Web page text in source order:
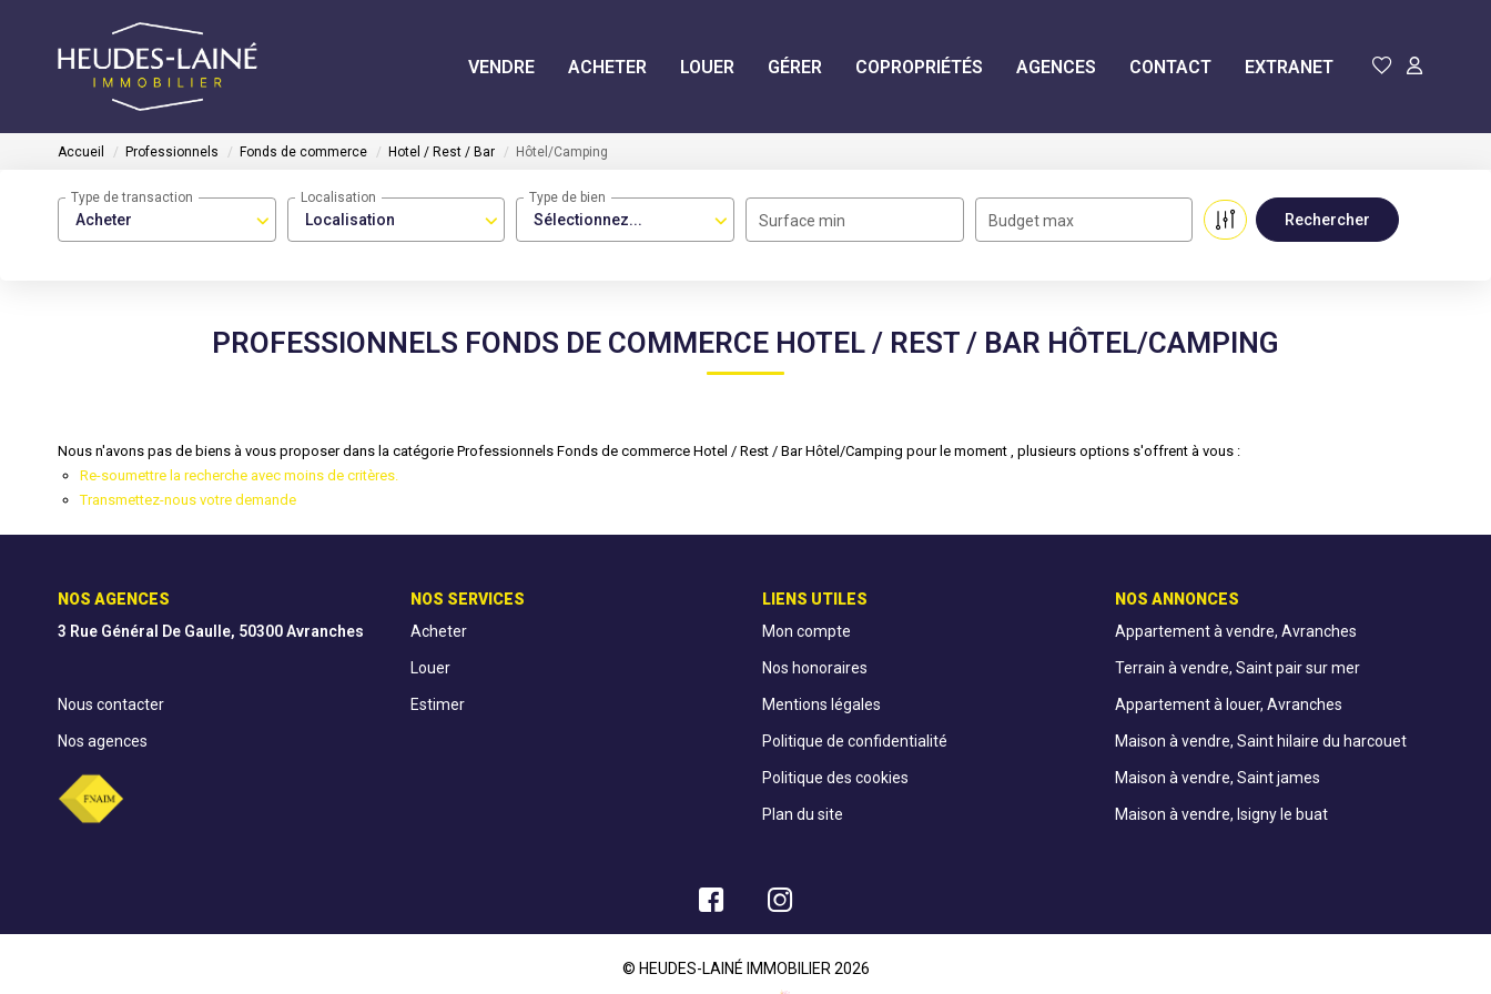
VENDRE ACHETER LOUER GÉRER COPROPRIÉTÉS AGENCES CONTACT EXTRANET
Accueil Professionnels Fonds de commerce Hotel / Rest / Bar Hôtel/Camping
Acheter
Type de transaction
Localisation
Localisation
Sélectionnez...
Type de bien
Surface min Budget max
PROFESSIONNELS FONDS DE COMMERCE HOTEL / REST / BAR HÔTEL/CAMPING
Nous n'avons pas de biens à vous proposer dans la catégorie Professionnels Fonds de commerce Hotel / Rest / Bar Hôtel/Camping pour le moment , plusieurs options s'offrent à vous :
Re-soumettre la recherche avec moins de critères.
Transmettez-nous votre demande
NOS AGENCES
3 Rue Général De Gaulle, 50300 Avranches
Nous contacter
Nos agences
NOS SERVICES
Acheter
Louer
Estimer
LIENS UTILES
Mon compte
Nos honoraires
Mentions légales
Politique de confidentialité
Politique des cookies
Plan du site
NOS ANNONCES
Appartement à vendre, Avranches
Terrain à vendre, Saint pair sur mer
Appartement à louer, Avranches
Maison à vendre, Saint hilaire du harcouet
Maison à vendre, Saint james
Maison à vendre, Isigny le buat
© HEUDES-LAINÉ IMMOBILIER 2026